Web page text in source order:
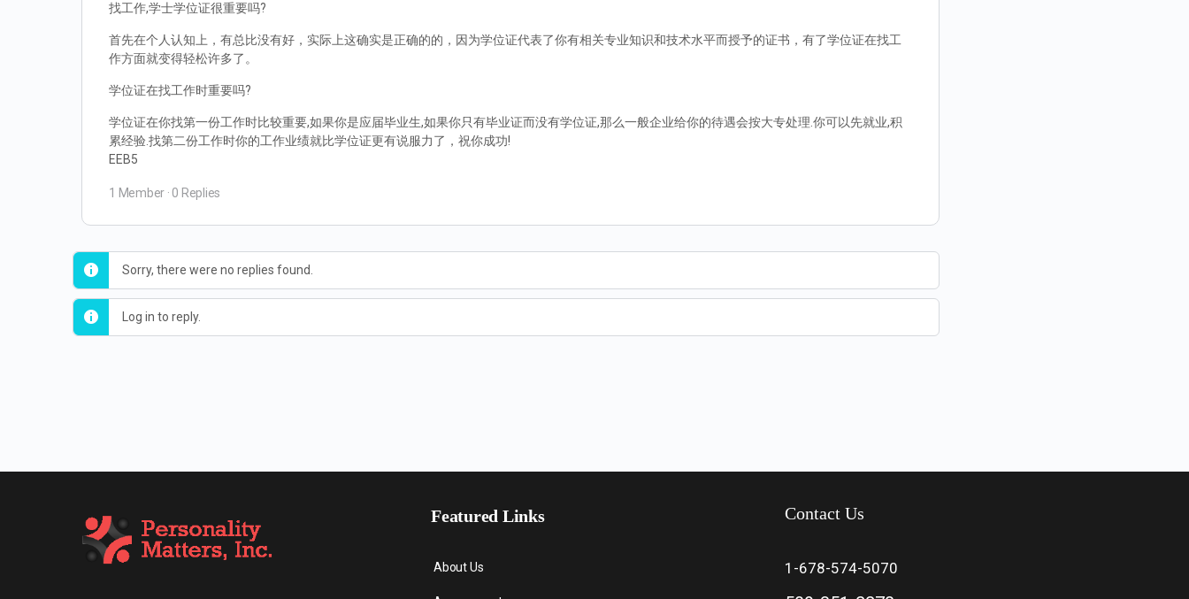
找工作,学士学位证很重要吗?
首先在个人认知上，有总比没有好，实际上这确实是正确的的，因为学位证代表了你有相关专业知识和技术水平而授予的证书，有了学位证在找工
作方面就变得轻松许多了。
学位证在找工作时重要吗?
学位证在你找第一份工作时比较重要,如果你是应届毕业生,如果你只有毕业证而没有学位证,那么一般企业给你的待遇会按大专处理.你可以先就业,积
累经验.找第二份工作时你的工作业绩就比学位证更有说服力了，祝你成功!
EEB5
1 Member · 0 Replies
Sorry, there were no replies found.
Log in to reply.
Featured Links
About Us
Contact Us
1-678-574-5070